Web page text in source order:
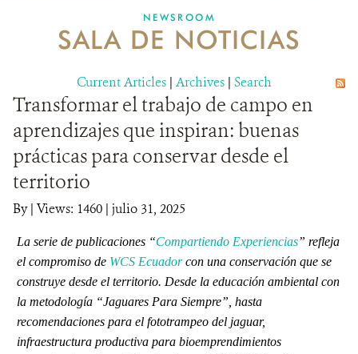
MECANISMO DE ATENCIÓN DE QUEJAS Y RECLAMOS
DONA
NEWSROOM
SALA DE NOTICIAS
Current Articles | Archives | Search
Transformar el trabajo de campo en
aprendizajes que inspiran: buenas
prácticas para conservar desde el
territorio
By| Views: 1460 | julio 31, 2025
La serie de publicaciones “Compartiendo Experiencias” refleja
el compromiso de WCS Ecuadorcon una conservación que se
construye desde el territorio. Desde la educación ambiental con
la metodología “Jaguares Para Siempre”, hasta
recomendaciones para el fototrampeo del jaguar,
infraestructura productiva para bioemprendimientos